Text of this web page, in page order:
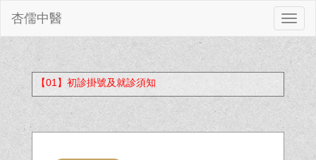
切
換
杏儒中醫
【01】初診掛號及就診須知